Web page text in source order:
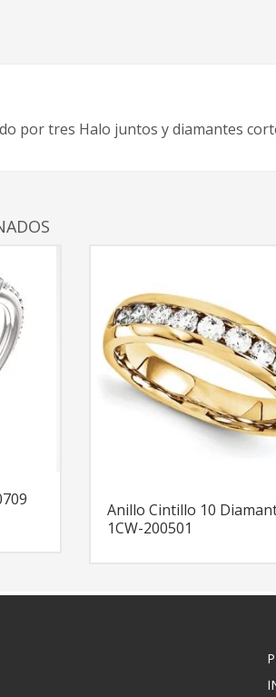
por tres Halo juntos y diamantes
Anillo Cintillo 10
1CW-200501